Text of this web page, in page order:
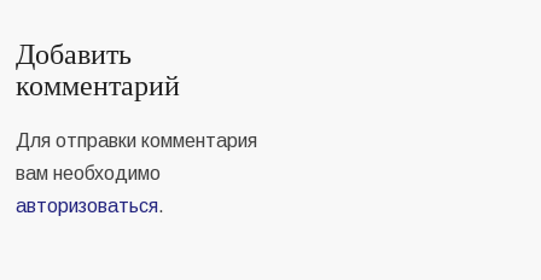
Добавить
комментарий
Для отправки комментария
вам необходимо
авторизоваться.